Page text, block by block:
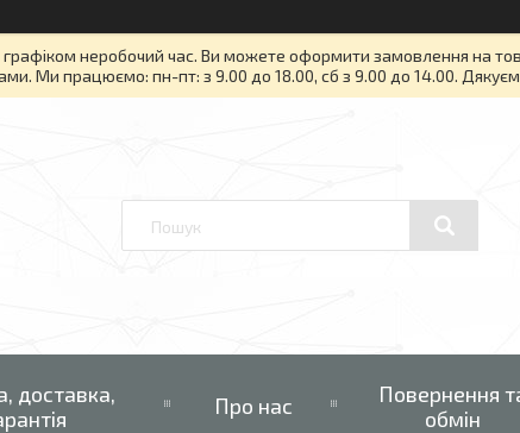
неробочий час. Ви можете оформити замовлення на
Ми працюємо: пн-пт: з 9.00 до 18.00, сб з 9.00 до 14.00.
доставка,
Про нас
Повернення
обмін